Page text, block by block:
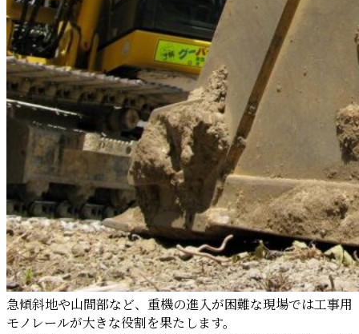
急傾斜地や山間部など、重機の進入が困難な現場では工事用
モノレールが大きな役割を果たします。